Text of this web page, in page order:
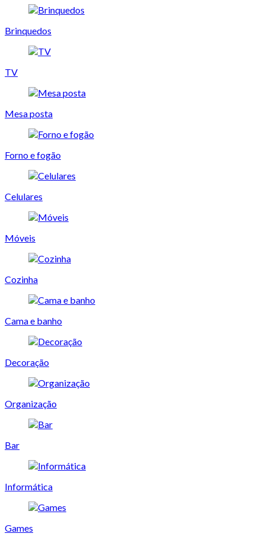
Brinquedos
TV
Mesa posta
Forno e fogão
Celulares
Móveis
Cozinha
Cama e banho
Decoração
Organização
Bar
Informática
Games